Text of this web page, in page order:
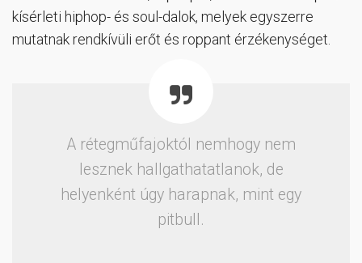
kísérleti hiphop- és soul-dalok, melyek egyszerre
mutatnak rendkívüli erőt és roppant érzékenységet.
A rétegműfajoktól nemhogy nem
lesznek hallgathatatlanok, de
helyenként úgy harapnak, mint egy
pitbull.